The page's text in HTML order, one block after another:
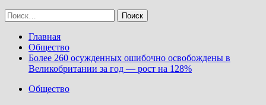
Найти:
Главная
Общество
Более 260 осужденных ошибочно освобождены в
Великобритании за год — рост на 128%
Общество